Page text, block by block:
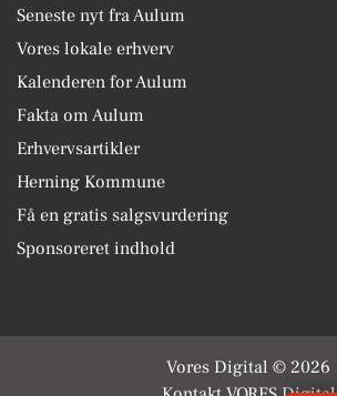
Seneste nyt fra Aulum
Vores lokale erhverv
Kalenderen for Aulum
Fakta om Aulum
Erhvervsartikler
Herning Kommune
Få en gratis salgsvurdering
Sponsoreret indhold
Vores Digital © 2026